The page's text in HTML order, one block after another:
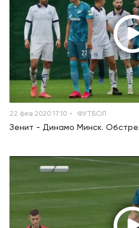
22 фев 2020 17:10 ФУТБОЛ
Зенит - Динамо Минск.